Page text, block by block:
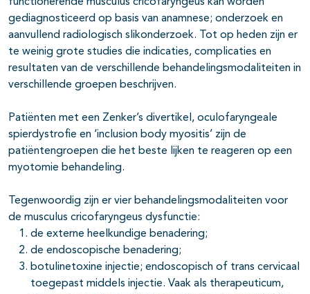
gediagnosticeerd op basis van anamnese; onderzoek en
aanvullend radiologisch slikonderzoek. Tot op heden zijn er
te weinig grote studies die indicaties, complicaties en
resultaten van de verschillende behandelingsmodaliteiten in
verschillende groepen beschrijven.
Patiënten met een Zenker’s divertikel, oculofaryngeale
spierdystrofie en ‘inclusion body myositis’ zijn de
patiëntengroepen die het beste lijken te reageren op een
myotomie behandeling.
Tegenwoordig zijn er vier behandelingsmodaliteiten voor
de musculus cricofaryngeus dysfunctie:
de externe heelkundige benadering;
de endoscopische benadering;
botulinetoxine injectie; endoscopisch of trans cervicaal
toegepast middels injectie. Vaak als therapeuticum,